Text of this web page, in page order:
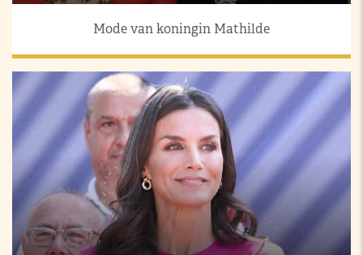
Mode van koningin Mathilde